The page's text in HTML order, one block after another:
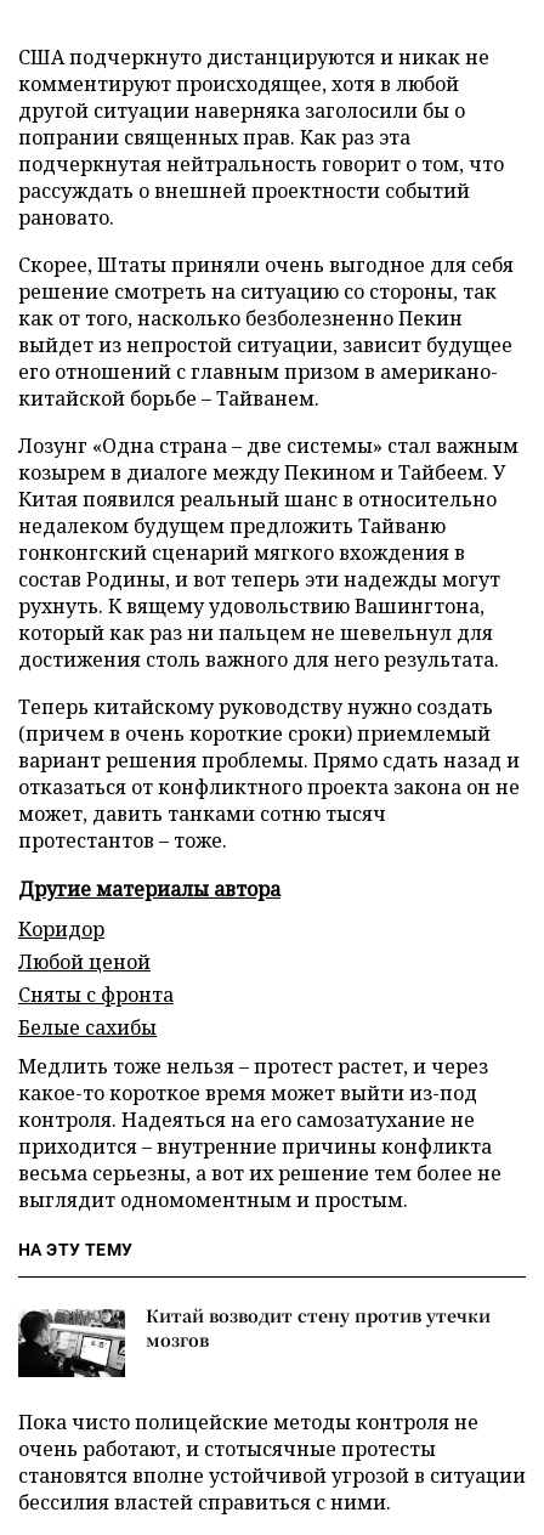
США подчеркнуто дистанцируются и никак не
комментируют происходящее, хотя в любой
другой ситуации наверняка заголосили бы о
попрании священных прав. Как раз эта
подчеркнутая нейтральность говорит о том, что
рассуждать о внешней проектности событий
рановато.
Скорее, Штаты приняли очень выгодное для себя
решение смотреть на ситуацию со стороны, так
как от того, насколько безболезненно Пекин
выйдет из непростой ситуации, зависит будущее
его отношений с главным призом в американо-
китайской борьбе – Тайванем.
Лозунг «Одна страна – две системы» стал важным
козырем в диалоге между Пекином и Тайбеем. У
Китая появился реальный шанс в относительно
недалеком будущем предложить Тайваню
гонконгский сценарий мягкого вхождения в
состав Родины, и вот теперь эти надежды могут
рухнуть. К вящему удовольствию Вашингтона,
который как раз ни пальцем не шевельнул для
достижения столь важного для него результата.
Теперь китайскому руководству нужно создать
(причем в очень короткие сроки) приемлемый
вариант решения проблемы. Прямо сдать назад и
отказаться от конфликтного проекта закона он не
может, давить танками сотню тысяч
протестантов – тоже.
Другие материалы автора
Коридор
Любой ценой
Сняты с фронта
Белые сахибы
Медлить тоже нельзя – протест растет, и через
какое-то короткое время может выйти из-под
контроля. Надеяться на его самозатухание не
приходится – внутренние причины конфликта
весьма серьезны, а вот их решение тем более не
выглядит одномоментным и простым.
НА ЭТУ ТЕМУ
Китай возводит стену против утечки
мозгов
Пока чисто полицейские методы контроля не
очень работают, и стотысячные протесты
становятся вполне устойчивой угрозой в ситуации
бессилия властей справиться с ними.